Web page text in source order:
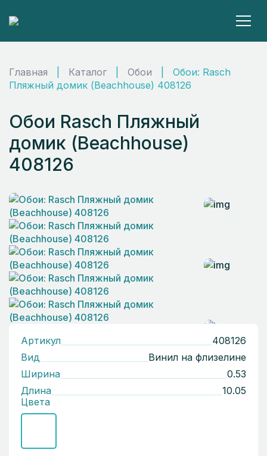
Главная Каталог Обои
Обои: Rasch
Пляжный домик (Beachhouse) 408126
Обои Rasch Пляжный
домик (Beachhouse)
408126
Артикул
408126
Вид
Винил на флизелине
Ширина
0.53
Длина
10.05
Цвета